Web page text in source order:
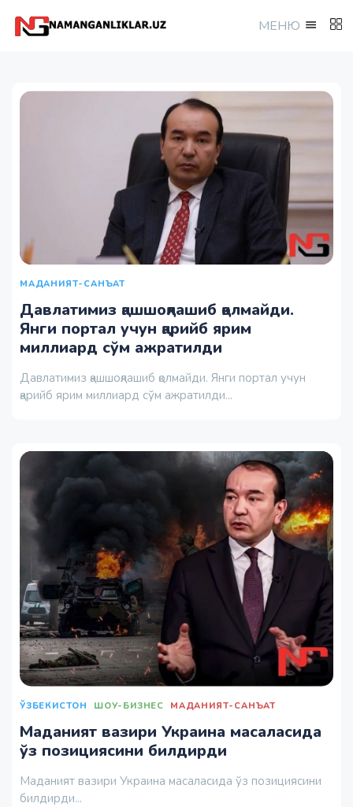
МEНЮ
МАДАНИЯТ-САНЪАТ
Давлатимиз қашшоқлашиб қолмайди.
Янги портал учун қарийб ярим
миллиард сўм ажратилди
Давлатимиз қашшоқлашиб қолмайди. Янги портал учун
қарийб ярим миллиард сўм ажратилди...
ЎЗБЕКИСТОН ШОУ-БИЗНЕС МАДАНИЯТ-САНЪАТ
Маданият вазири Украина масаласида
ўз позициясини билдирди
Маданият вазири Украина масаласида ўз позициясини
билдирди...